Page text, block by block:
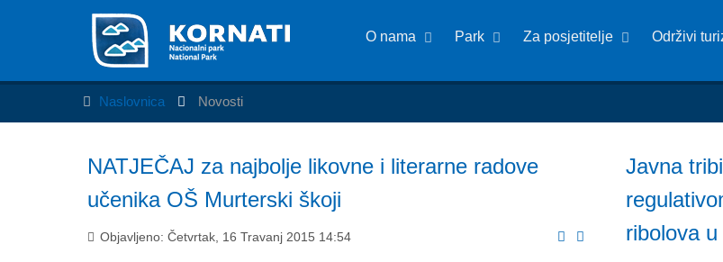
O nama Park Za posjetitelje Održivi
Naslovnica Novosti
NATJEČAJ za najbolje likovne i literarne radove
učenika OŠ Murterski škoji
Objavljeno: Četvrtak, 16 Travanj 2015 14:54
Javna
ribolova